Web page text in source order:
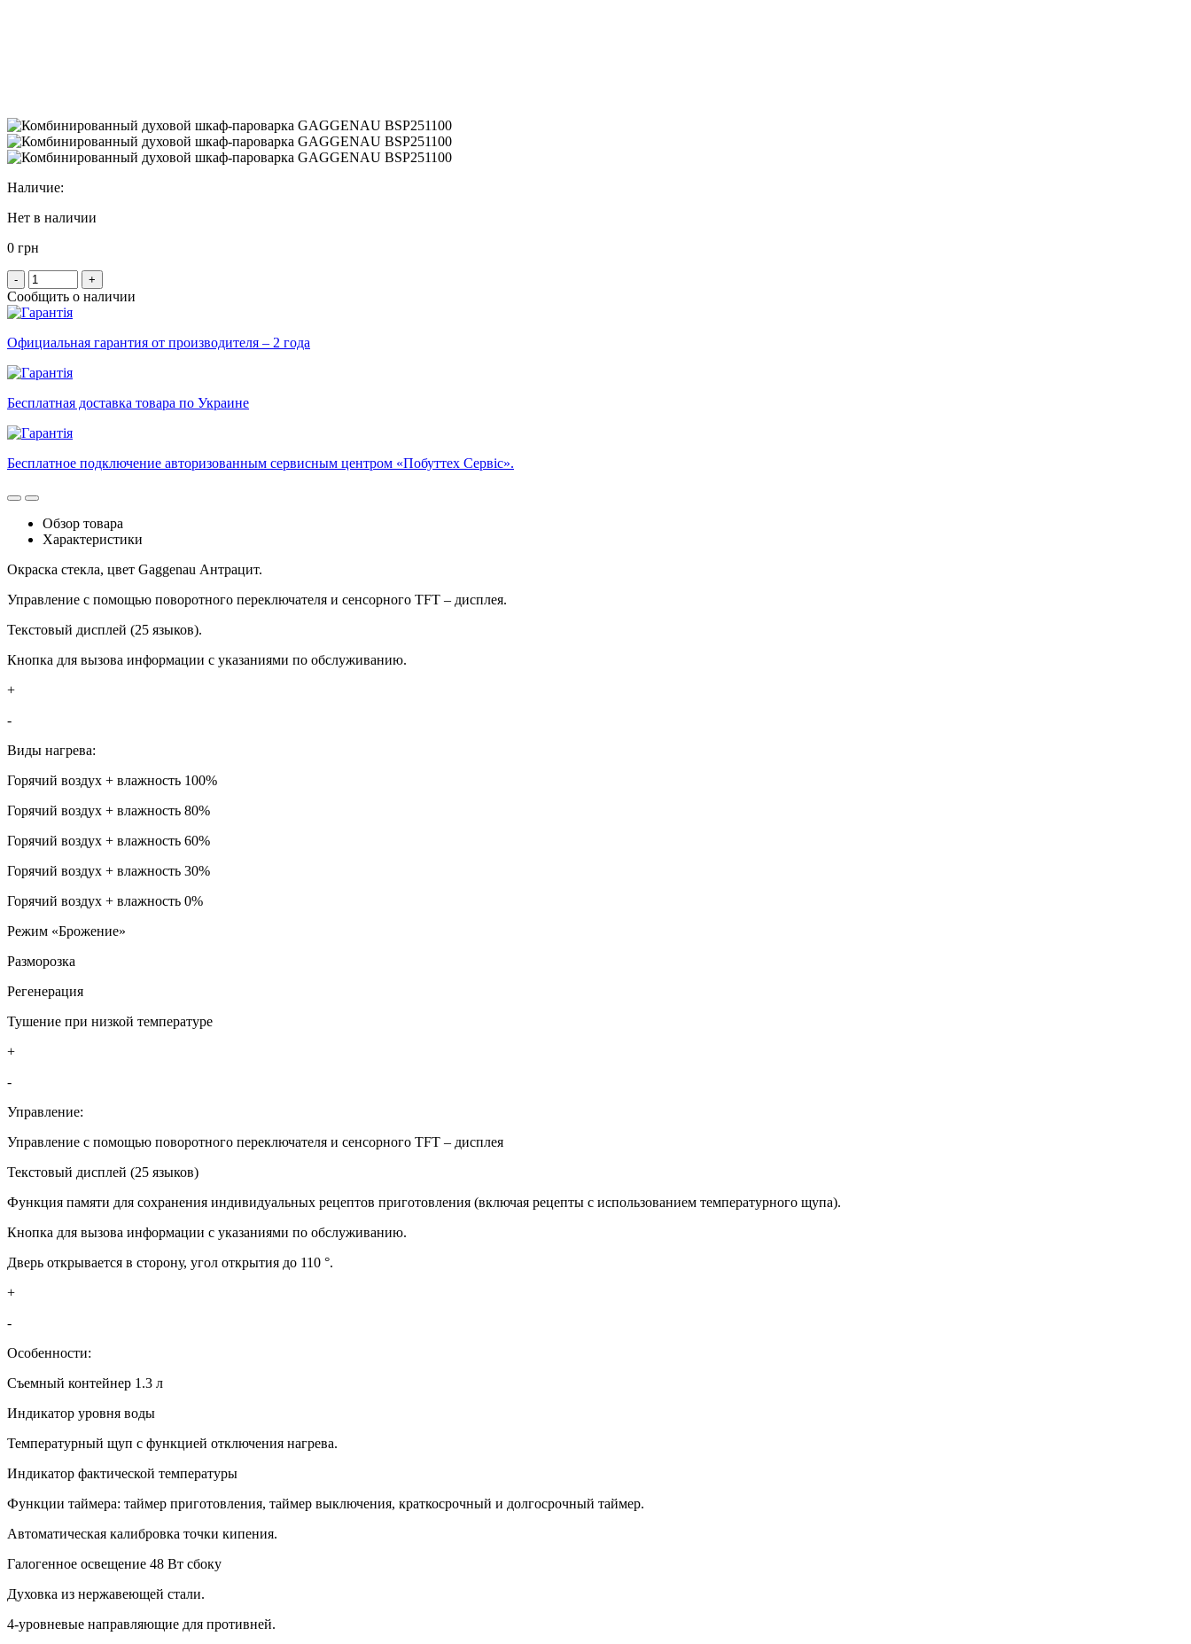
Наличие:
Нет в наличии
0 грн
- +
Сообщить о наличии
Официальная гарантия от производителя – 2 года
Бесплатная доставка товара по Украине
Бесплатное подключение авторизованным сервисным центром «Побуттех Сервіс».
Обзор товара
Характеристики
Окраска стекла, цвет Gaggenau Антрацит.
Управление с помощью поворотного переключателя и сенсорного TFT – дисплея.
Текстовый дисплей (25 языков).
Кнопка для вызова информации с указаниями по обслуживанию.
+
-
Виды нагрева:
Горячий воздух + влажность 100%
Горячий воздух + влажность 80%
Горячий воздух + влажность 60%
Горячий воздух + влажность 30%
Горячий воздух + влажность 0%
Режим «Брожение»
Разморозка
Регенерация
Тушение при низкой температуре
+
-
Управление:
Управление с помощью поворотного переключателя и сенсорного TFT – дисплея
Текстовый дисплей (25 языков)
Функция памяти для сохранения индивидуальных рецептов приготовления (включая рецепты с использованием температурного щупа).
Кнопка для вызова информации с указаниями по обслуживанию.
Дверь открывается в сторону, угол открытия до 110 °.
+
-
Особенности:
Съемный контейнер 1.3 л
Индикатор уровня воды
Температурный щуп с функцией отключения нагрева.
Индикатор фактической температуры
Функции таймера: таймер приготовления, таймер выключения, краткосрочный и долгосрочный таймер.
Автоматическая калибровка точки кипения.
Галогенное освещение 48 Вт сбоку
Духовка из нержавеющей стали.
4-уровневые направляющие для противней.